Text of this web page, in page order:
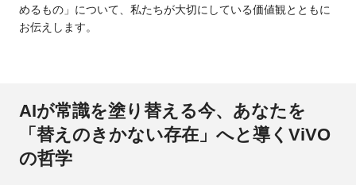
めるもの」について、私たちが大切にしている価値観とともに
お伝えします。
AIが常識を塗り替える今、あなたを
「替えのきかない存在」へと導くViVO
の哲学